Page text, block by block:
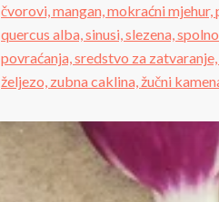
čvorovi, mangan, mokraćni mjehur,
quercus alba, sinusi, slezena,
povraćanja, sredstvo za zatvaranje,
željezo, zubna caklina, žučni